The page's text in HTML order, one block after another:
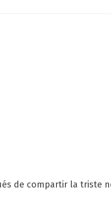
de compartir la triste